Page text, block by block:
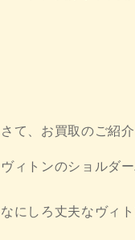
さて、お買取のご紹
ヴィトンのショルダー
なにしろ丈夫なヴィト